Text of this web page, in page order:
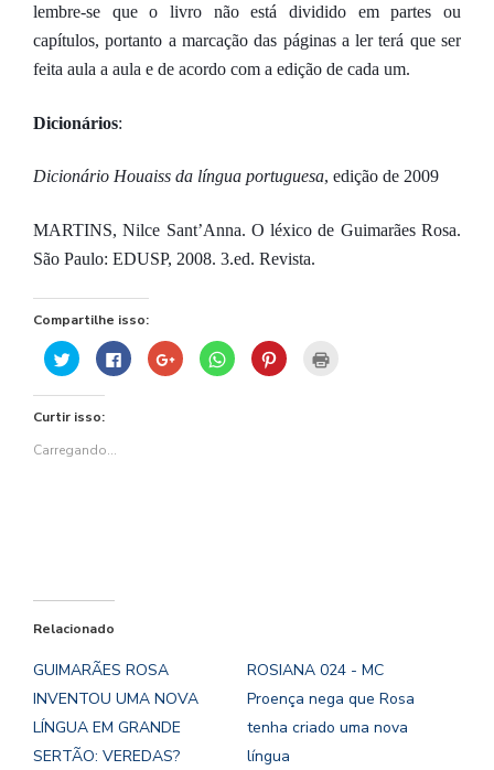
lembre-se que o livro não está dividido em partes ou
capítulos, portanto a marcação das páginas a ler terá que ser
feita aula a aula e de acordo com a edição de cada um.
Dicionários:
Dicionário Houaiss da língua portuguesa, edição de 2009
MARTINS, Nilce Sant’Anna. O léxico de Guimarães Rosa.
São Paulo: EDUSP, 2008. 3.ed. Revista.
Compartilhe isso:
Clique
para
compartilhar
no
Twitter(abre
em
janela)
Clique
para
compartilhar
Compartilhe
no
Google+
Clique
para
compartilhar
Clique
para
Curtir isso:
Carregando...
Relacionado
GUIMARÃES ROSA
INVENTOU UMA NOVA
LÍNGUA EM GRANDE
SERTÃO: VEREDAS?
ROSIANA 024 - MC
Proença nega que Rosa
tenha criado uma nova
língua